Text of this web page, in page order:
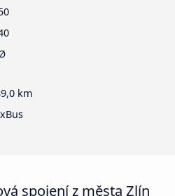
km
spojení z města Zlín